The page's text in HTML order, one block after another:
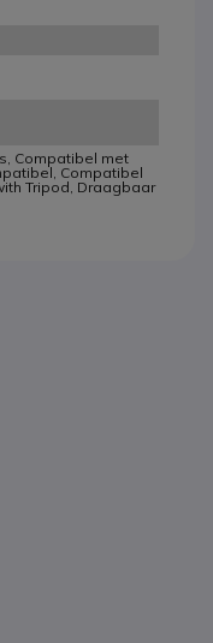
Compatibel met
Compatibel
Tripod, Draagbaar